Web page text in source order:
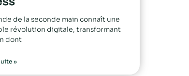
de la seconde main connaît une
révolution digitale, transformant
dont
»